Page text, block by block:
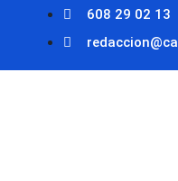
608 29 02 13